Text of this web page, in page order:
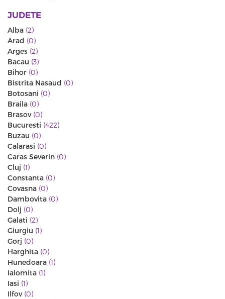
JUDETE
Alba (2)
Arad (0)
Arges (2)
Bacau (3)
Bihor (0)
Bistrita Nasaud (0)
Botosani (0)
Braila (0)
Brasov (0)
Bucuresti (422)
Buzau (0)
Calarasi (0)
Caras Severin (0)
Cluj (1)
Constanta (0)
Covasna (0)
Dambovita (0)
Dolj (0)
Galati (2)
Giurgiu (1)
Gorj (0)
Harghita (0)
Hunedoara (1)
Ialomita (1)
Iasi (1)
Ilfov (0)